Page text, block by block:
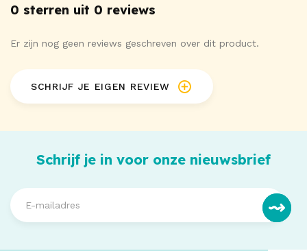
0 sterren uit 0 reviews
Er zijn nog geen reviews geschreven over dit product.
SCHRIJF JE EIGEN REVIEW
Schrijf je in voor onze nieuwsbrief